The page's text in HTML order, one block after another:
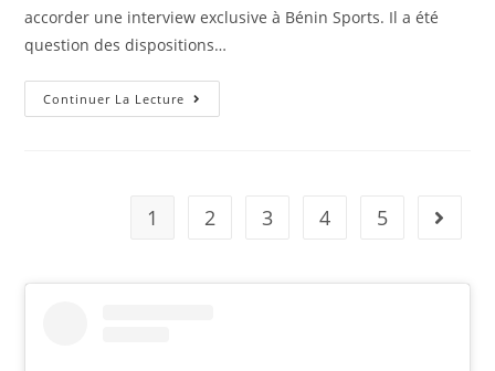
accorder une interview exclusive à Bénin Sports. Il a été
question des dispositions…
Continuer La Lecture
1 2 3 4 5